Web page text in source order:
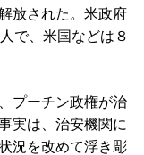
放された。米政府
で、米国などは８
プーチン政権が治
実は、治安機関に
況を改めて浮き彫